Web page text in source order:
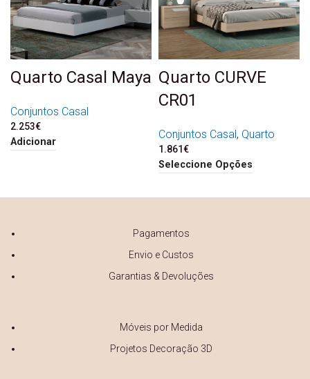
Quarto Casal Maya
Conjuntos Casal
2.253€
Adicionar
Quarto CURVE
CR01
Conjuntos Casal, Quarto
1.861€
Seleccione Opções
Pagamentos
Envio e Custos
Garantias & Devoluções
Móveis por Medida
Projetos Decoração 3D